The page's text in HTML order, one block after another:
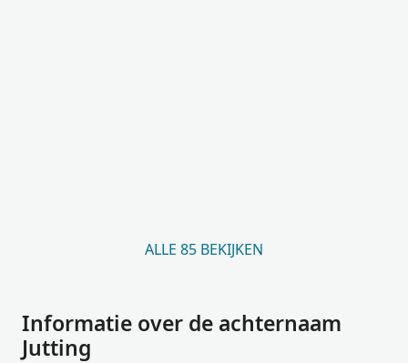
ALLE 85 BEKIJKEN
Informatie over de achternaam
Jutting